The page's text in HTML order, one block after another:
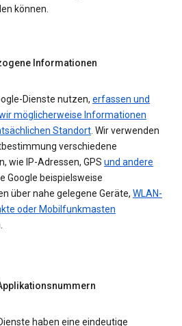
können.
Informationen
Dienste nutzen, erfassen und
möglicherweise Informationen
Standort. Wir verwenden
verschiedene
wie IP-Adressen, GPS und andere
Google beispielsweise
über nahe gelegene Geräte, WLAN-
oder Mobilfunkmasten
haben eine eindeutige